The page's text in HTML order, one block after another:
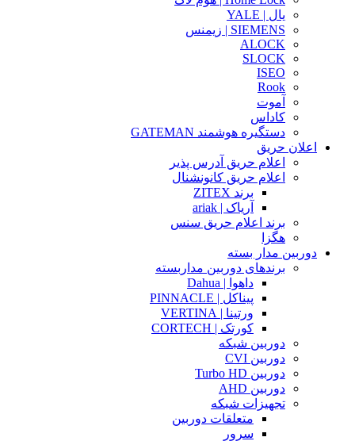
یال | YALE
SIEMENS | زیمنس
ALOCK
SLOCK
ISEO
Rook
آموت
کاداس
دستگیره هوشمند GATEMAN
اعلان حریق
اعلام حریق آدرس پذیر
اعلام حریق کانونشنال
برند ZITEX
آریاک | ariak
برند اعلام حریق سنس
هگزا
دوربین مدار بسته
برندهای دوربین مداربسته
داهوا | Dahua
پیناکل | PINNACLE
ورتینا | VERTINA
کورتک | CORTECH
دوربین شبکه
دوربین CVI
دوربین Turbo HD
دوربین AHD
تجهیزات شبکه
متعلقات دوربین
سرور